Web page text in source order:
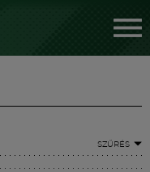
SZŰRÉS